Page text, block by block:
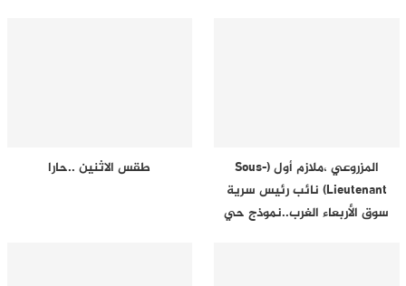
المزروعي ،ملازم أول (Sous-
Lieutenant) نائب رئيس سرية
سوق الأربعاء الغرب..نموذج حي
طقس الاثنين ..حارا